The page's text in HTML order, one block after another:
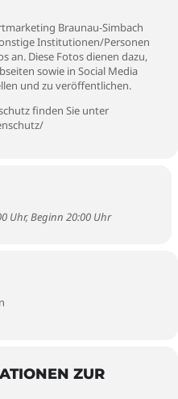
Braunau-Simbach
Institutionen/Personen
an. Diese Fotos dienen dazu,
sowie in Social Media
und zu veröffentlichen.
finden Sie unter
Uhr, Beginn 20:00 Uhr
ZUR